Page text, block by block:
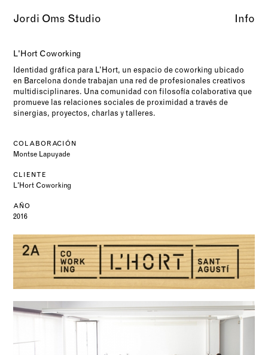
Info
Jordi Oms Studio
L'Hort Coworking
Identidad gráfica para L’Hort, un espacio de coworking ubicado
en Barcelona donde trabajan una red de profesionales creativos
multidisciplinares. Una comunidad con filosofía colaborativa que
promueve las relaciones sociales de proximidad a través de
sinergias, proyectos, charlas y talleres.
COLABORACIÓN
Montse Lapuyade
CLIENTE
L'Hort Coworking
AÑO
2016